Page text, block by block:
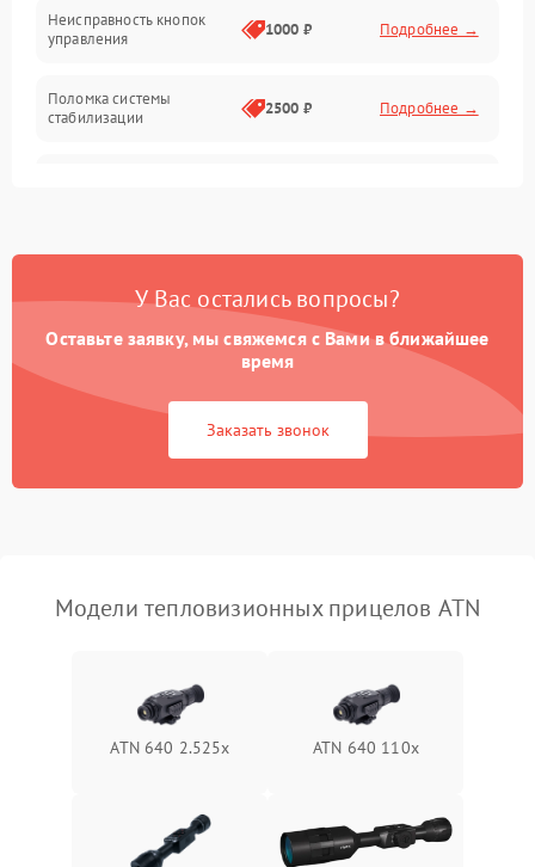
Неисправность кнопок
управления
1000 ₽ Подробнее →
Поломка системы
стабилизации
2500 ₽ Подробнее →
Неисправность системы
Поломка системы GPS 2000 ₽ Подробнее →
Повреждение системы
защиты от перегрузок
1500 ₽
автоматического
1500 ₽ Подробнее →
Неисправность системы
защиты от
Подробнее →
Неисправность системы
защиты от замыкания
1500 ₽ Подробнее →
У Вас остались вопросы?
Оставьте заявку, мы свяжемся с Вами в ближайшее
время
Заказать звонок
Модели тепловизионных прицелов ATN
ATN 640 2.525x ATN 640 110x